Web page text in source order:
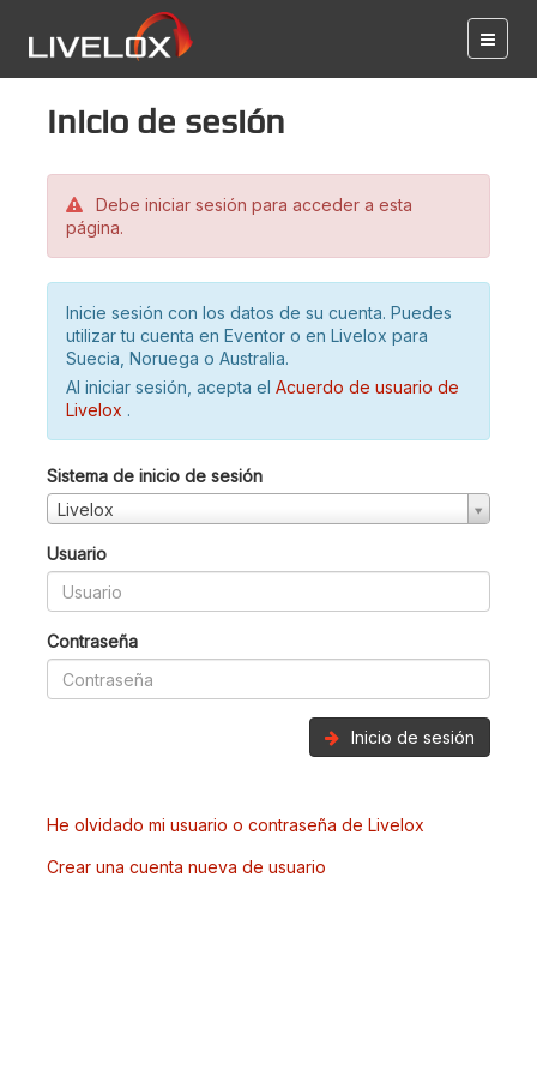
Inicio de sesión
Debe iniciar sesión para acceder a esta
página.
Inicie sesión con los datos de su cuenta. Puedes
utilizar tu cuenta en Eventor o en Livelox para
Suecia, Noruega o Australia.
Al iniciar sesión, acepta el Acuerdo de usuario de
Livelox .
Sistema de inicio de sesión
Livelox
Usuario
Contraseña
Inicio de sesión
He olvidado mi usuario o contraseña de Livelox
Crear una cuenta nueva de usuario